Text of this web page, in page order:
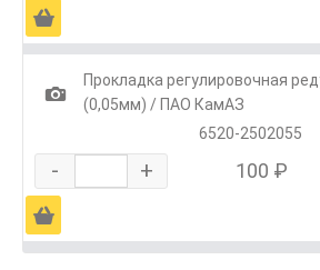
Ä
1
Прокладка регулировочная
(0,05мм) / ПАО КамАЗ
6520-2502055
- + 100 ₽
Ä